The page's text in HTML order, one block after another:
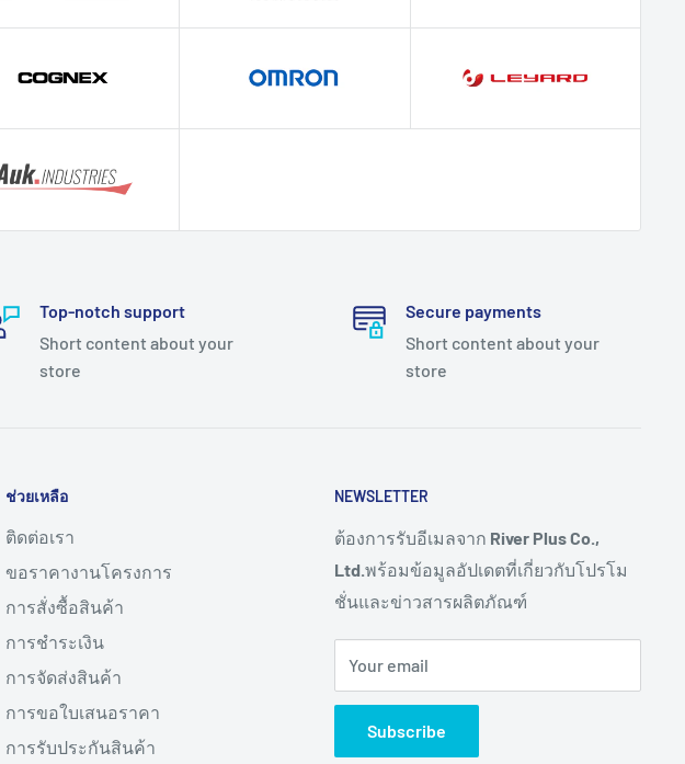
Top-notch support
Short content about your
store
Secure payments
Short content about your
store
ช่วยเหลือ
ติดต่อเรา
ขอราคางานโครงการ
การสั่งซื้อสินค้า
การชำระเงิน
การจัดส่งสินค้า
การขอใบเสนอราคา
การรับประกันสินค้า
NEWSLETTER
ต้องการรับอีเมลจาก River Plus Co.,
Ltd.พร้อมข้อมูลอัปเดตที่เกี่ยวกับโปรโม
ชั่นและข่าวสารผลิตภัณฑ์
Your email
Subscribe